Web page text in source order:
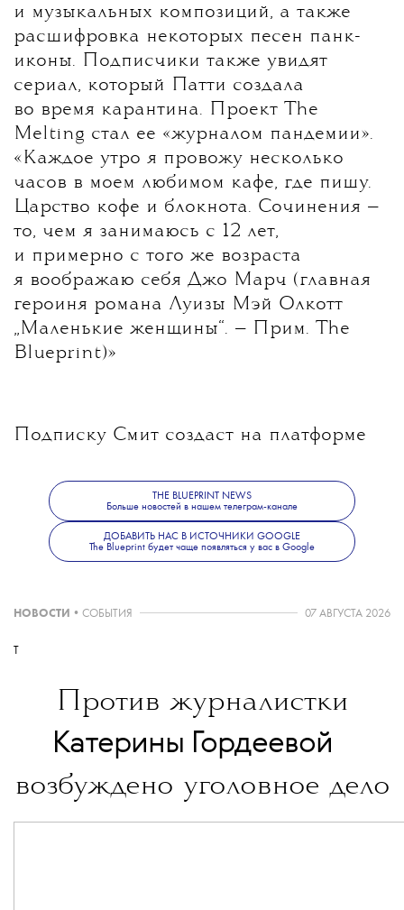
и музыкальных композиций, а также
расшифровка некоторых песен панк-
иконы. Подписчики также увидят
сериал, который Патти создала
во время карантина. Проект The
Melting стал ее «журналом пандемии».
«Каждое утро я провожу несколько
часов в моем любимом кафе, где пишу.
Царство кофе и блокнота. Сочинения —
то, чем я занимаюсь с 12 лет,
и примерно с того же возраста
я воображаю себя Джо Марч (главная
героиня романа Луизы Мэй Олкотт
„Маленькие женщины“. — Прим. The
Blueprint)»
Подписку Смит создаст на платформе
собрать «отзывчивое коммьюнити».
Оформить ее можноздесь.
THE BLUEPRINT NEWS
Больше новостей в нашем телеграм-канале
ДОБАВИТЬ НАС В ИСТОЧНИКИ GOOGLE
The Blueprint будет чаще появляться у вас в Google
НОВОСТИ • СОБЫТИЯ 07 АВГУСТА 2026
T
Против журналистки
Катерины Гордеевой
возбуждено уголовное дело